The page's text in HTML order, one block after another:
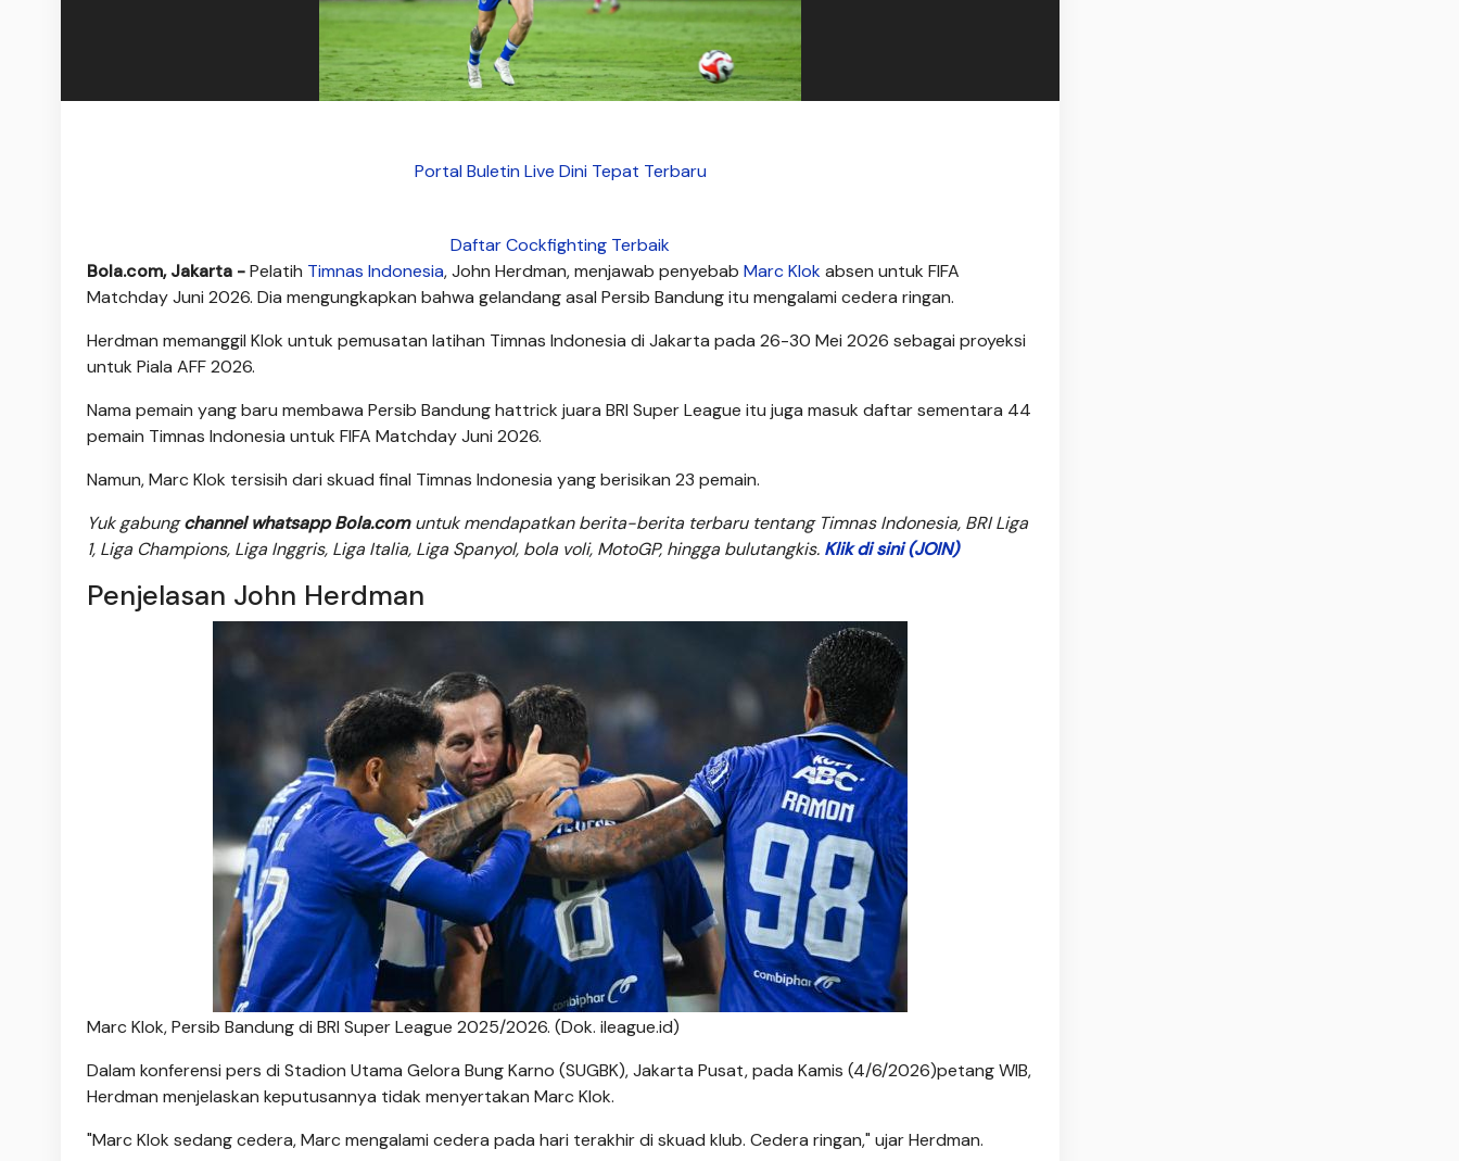
Portal Buletin Live Dini Tepat Terbaru
Daftar Cockfighting Terbaik
Bola.com, Jakarta -Pelatih Timnas Indonesia, John Herdman, menjawab penyebab Marc Klokabsen untuk FIFA
Matchday Juni 2026. Dia mengungkapkan bahwa gelandang asal Persib Bandung itu mengalami cedera ringan.
Herdman memanggil Klok untuk pemusatan latihan Timnas Indonesia di Jakarta pada 26-30 Mei 2026 sebagai proyeksi
untuk Piala AFF 2026.
Nama pemain yang baru membawa Persib Bandung hattrick juara BRI Super League itu juga masuk daftar sementara 44
pemain Timnas Indonesia untuk FIFA Matchday Juni 2026.
Namun, Marc Klok tersisih dari skuad final Timnas Indonesia yang berisikan 23 pemain.
Yuk gabungchannel whatsapp Bola.comuntuk mendapatkan berita-berita terbaru tentang Timnas Indonesia, BRI Liga
1, Liga Champions, Liga Inggris, Liga Italia, Liga Spanyol, bola voli, MotoGP, hingga bulutangkis. Klik di sini (JOIN)
Penjelasan John Herdman
Marc Klok, Persib Bandung di BRI Super League 2025/2026. (Dok. ileague.id)
Dalam konferensi pers di Stadion Utama Gelora Bung Karno (SUGBK), Jakarta Pusat, pada Kamis (4/6/2026)petang WIB,
Herdman menjelaskan keputusannya tidak menyertakan Marc Klok.
"Marc Klok sedang cedera, Marc mengalami cedera pada hari terakhir di skuad klub. Cedera ringan," ujar Herdman.